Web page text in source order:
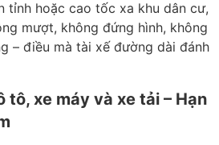
tỉnh hoặc cao tốc xa khu dân cư,
mượt, không đứng hình, không
– điều mà tài xế đường dài đánh
tô, xe máy và xe tải – Hạn